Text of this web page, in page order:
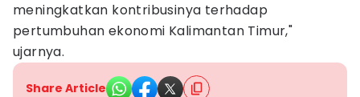
meningkatkan kontribusinya terhadap
pertumbuhan ekonomi Kalimantan Timur,"
ujarnya.
Share Article